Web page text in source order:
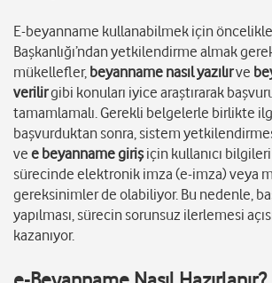
E-beyanname kullanabilmek için
Başkanlığı’ndan yetkilendirme almak
mükellefler, beyanname nasıl yazılırve
verilirgibi konuları iyice araştırarak
tamamlamalı. Gerekli belgelerle birlikte
başvurduktan sonra, sistem
ve e beyanname girişiçin kullanıcı bilgileri
sürecinde elektronik imza (e-imza) veya
gereksinimler de olabiliyor. Bu nedenle,
yapılması, sürecin sorunsuz ilerlemesi
kazanıyor.